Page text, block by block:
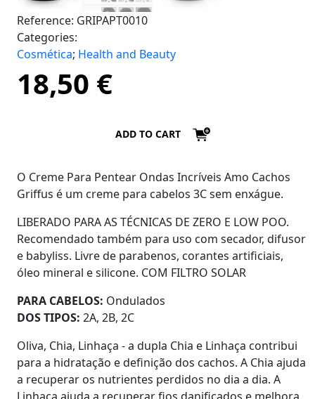
Reference: GRIPAPT0010
Categories:
Cosmética; Health and Beauty
18,50 €
ADD TO CART
O Creme Para Pentear Ondas Incríveis Amo Cachos
Griffus é um creme para cabelos 3C sem enxágue.
LIBERADO PARA AS TÉCNICAS DE ZERO E LOW POO.
Recomendado também para uso com secador, difusor
e babyliss. Livre de parabenos, corantes artificiais,
óleo mineral e silicone. COM FILTRO SOLAR
PARA CABELOS: Ondulados
DOS TIPOS: 2A, 2B, 2C
Oliva, Chia, Linhaça - a dupla Chia e Linhaça contribui
para a hidratação e definição dos cachos. A Chia ajuda
a recuperar os nutrientes perdidos no dia a dia. A